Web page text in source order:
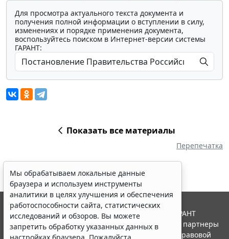
Для просмотра актуального текста документа и
получения полной информации о вступлении в силу,
изменениях и порядке применения документа,
воспользуйтесь поиском в Интернет-версии системы
ГАРАНТ:
Показать все материалы
Перепечатка
Мы обрабатываем локальные данные
браузера и используем инструменты
аналитики в целях улучшения и обеспечения
работоспособности сайта, статистических
исследований и обзоров. Вы можете
запретить обработку указанных данных в
© ООО "НПП "ГАРАНТ-СЕРВИС", 2026. Система ГАРАНТ
выпускается с 1990 года. Компания "Гарант" и ее партнеры
являются участниками Российской ассоциации правовой